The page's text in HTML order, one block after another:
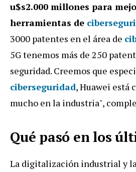
u$s2.000 millones para
herramientas de
3000 patentes en el área de
5G tenemos más de 250
seguridad. Creemos que
ciberseguridad, Huawei está
mucho en la industria",
Qué pasó en los
La digitalización industrial y